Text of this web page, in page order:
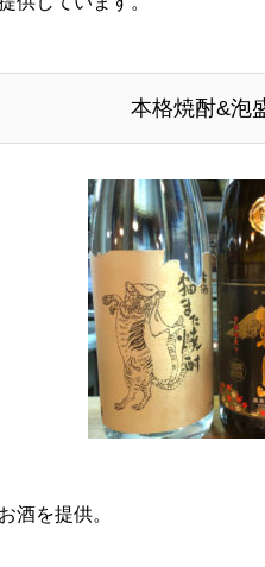
本格焼酎&泡
酒を提供。